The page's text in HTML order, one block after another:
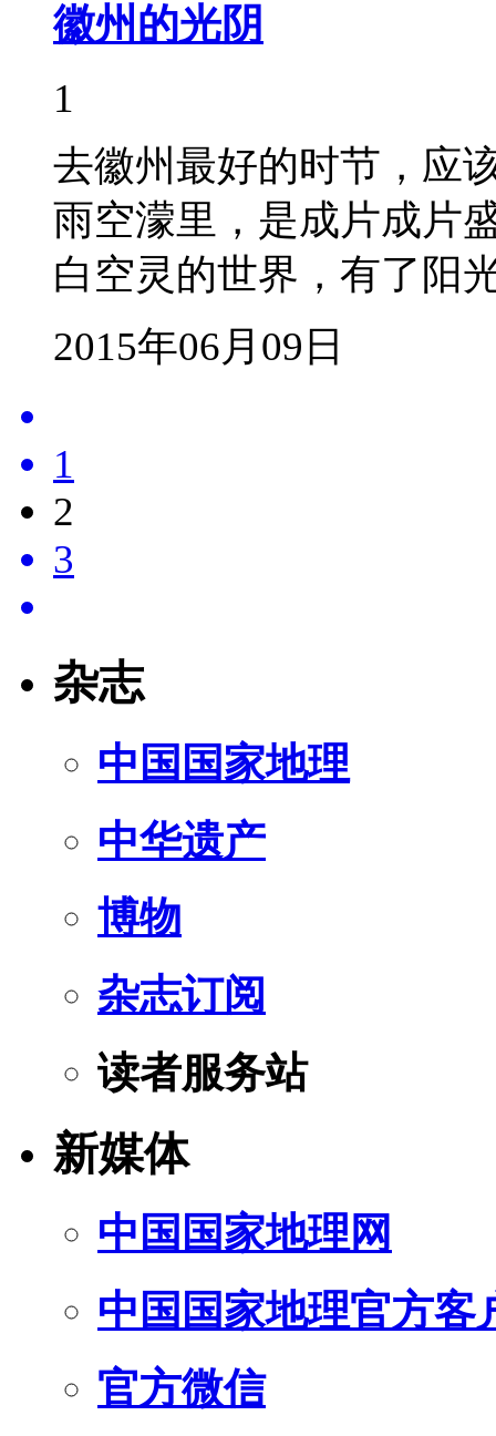
徽州的光阴
1
去徽州最好的时节，应
雨空濛里，是成片成片
白空灵的世界，有了
2015年06月09日
1
2
3
杂志
中国国家地理
中华遗产
博物
杂志订阅
读者服务站
新媒体
中国国家地理网
中国国家地理官方客
官方微信